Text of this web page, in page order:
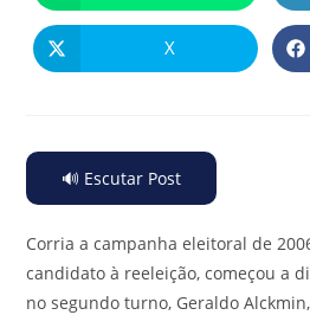
X
🔊 Escutar Post
Corria a campanha eleitoral de
candidato à reeleição, começou a
no segundo turno, Geraldo